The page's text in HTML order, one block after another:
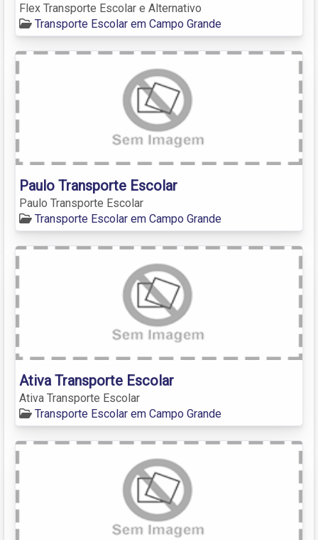
Flex Transporte Escolar e Alternativo
Transporte Escolar em Campo Grande
Paulo Transporte Escolar
Paulo Transporte Escolar
Transporte Escolar em Campo Grande
Ativa Transporte Escolar
Ativa Transporte Escolar
Transporte Escolar em Campo Grande